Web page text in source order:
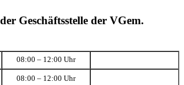
Geschäftsstelle der VGem.
08:00 – 12:00 Uhr
08:00 – 12:00 Uhr